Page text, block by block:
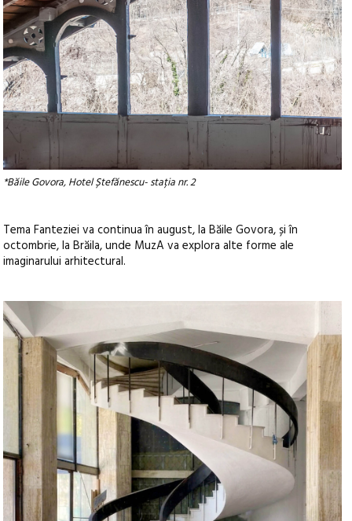
*Băile Govora, Hotel Ștefănescu- stația nr. 2
Tema Fanteziei va continua în august, la Băile Govora, și în
octombrie, la Brăila, unde MuzA va explora alte forme ale
imaginarului arhitectural.